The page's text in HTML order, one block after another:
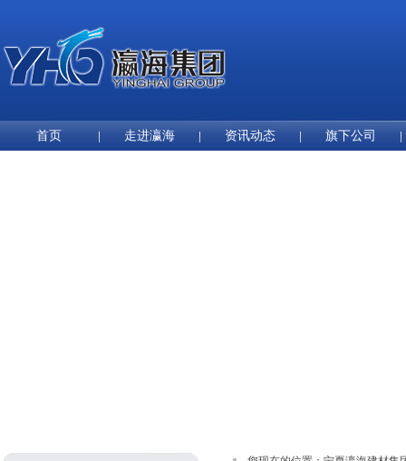
首页 走进瀛海 资讯动态 旗下公司